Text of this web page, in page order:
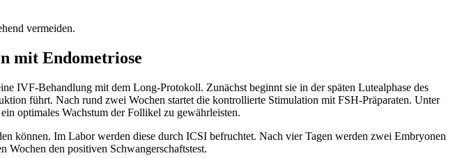
vermeiden.
mit Endometriose
IVF-Behandlung mit dem Long-Protokoll. Zunächst beginnt sie in der späten Lutealphase des
führt. Nach rund zwei Wochen startet die kontrollierte Stimulation mit FSH-Präparaten. Unter
optimales Wachstum der Follikel zu gewährleisten.
können. Im Labor werden diese durch ICSI befruchtet. Nach vier Tagen werden zwei Embryonen
Wochen den positiven Schwangerschaftstest.